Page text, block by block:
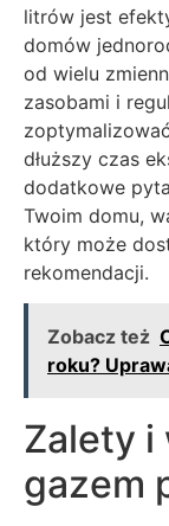
litrów jest
domów
od wielu
zasobami i
dłuższy czas
dodatkowe
Twoim domu,
który może
rekomendacji.
Zobacz też
roku?
Zalety i
gazem